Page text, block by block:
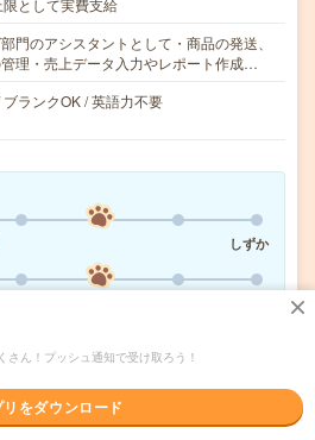
として実費支給
門のアシスタントとして・商品の発送、
理・売上データ入力やレポート作成…
ランクOK / 英語力不要
しずか
応募へ進む 詳しく見る
さん！プッシュ通知で受け取ろう！
リをダウンロード